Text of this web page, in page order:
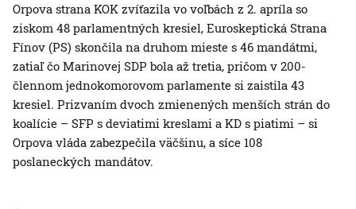
Orpova strana KOK zvíťazila vo voľbách z 2. apríla so
ziskom 48 parlamentných kresiel, Euroskeptická Strana
Fínov (PS) skončila na druhom mieste s 46 mandátmi,
zatiaľ čo Marinovej SDP bola až tretia, pričom v 200-
člennom jednokomorovom parlamente si zaistila 43
kresiel. Prizvaním dvoch zmienených menších strán do
koalície – SFP s deviatimi kreslami a KD s piatimi – si
Orpova vláda zabezpečila väčšinu, a síce 108
poslaneckých mandátov.